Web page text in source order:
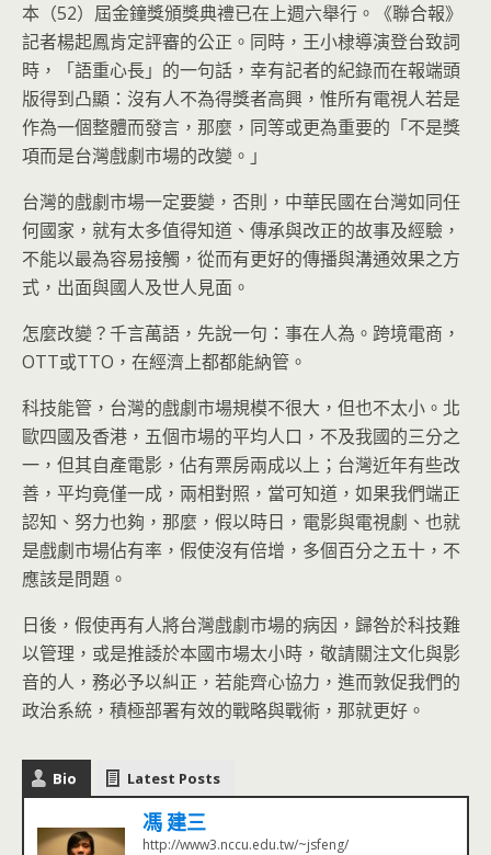
本（52）屆金鐘獎頒獎典禮已在上週六舉行。《聯合報》
記者楊起鳳肯定評審的公正。同時，王小棣導演登台致詞
時，「語重心長」的一句話，幸有記者的紀錄而在報端頭
版得到凸顯：沒有人不為得獎者高興，惟所有電視人若是
作為一個整體而發言，那麼，同等或更為重要的「不是獎
項而是台灣戲劇市場的改變。」
台灣的戲劇市場一定要變，否則，中華民國在台灣如同任
何國家，就有太多值得知道、傳承與改正的故事及經驗，
不能以最為容易接觸，從而有更好的傳播與溝通效果之方
式，出面與國人及世人見面。
怎麼改變？千言萬語，先說一句：事在人為。跨境電商，
OTT或TTO，在經濟上都都能納管。
科技能管，台灣的戲劇市場規模不很大，但也不太小。北
歐四國及香港，五個市場的平均人口，不及我國的三分之
一，但其自產電影，佔有票房兩成以上；台灣近年有些改
善，平均竟僅一成，兩相對照，當可知道，如果我們端正
認知、努力也夠，那麼，假以時日，電影與電視劇、也就
是戲劇市場佔有率，假使沒有倍增，多個百分之五十，不
應該是問題。
日後，假使再有人將台灣戲劇市場的病因，歸咎於科技難
以管理，或是推諉於本國市場太小時，敬請關注文化與影
音的人，務必予以糾正，若能齊心協力，進而敦促我們的
政治系統，積極部署有效的戰略與戰術，那就更好。
Bio Latest Posts
馮 建三
http://www3.nccu.edu.tw/~jsfeng/